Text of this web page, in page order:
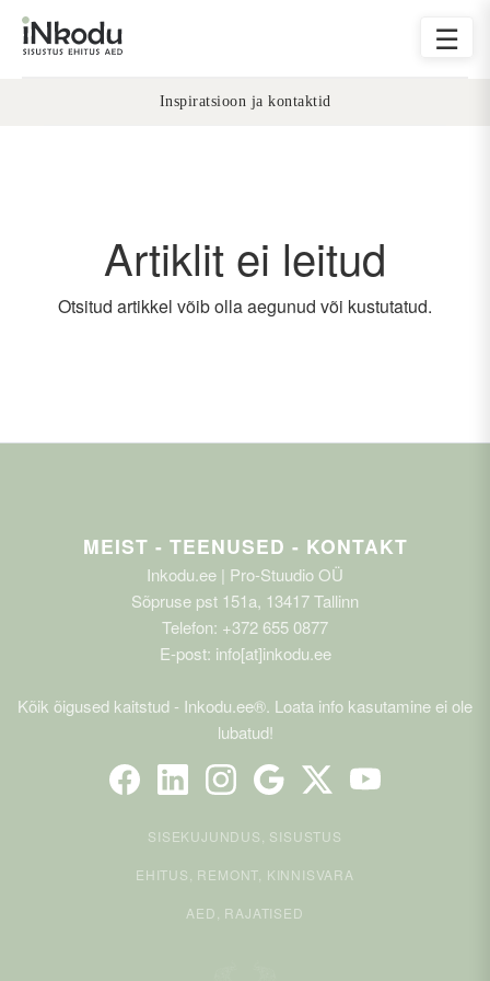
☰
Inspiratsioon ja kontaktid
Artiklit ei leitud
Otsitud artikkel võib olla aegunud või kustutatud.
MEIST - TEENUSED - KONTAKT
Inkodu.ee | Pro-Stuudio OÜ
Sõpruse pst 151a, 13417 Tallinn
Telefon: +372 655 0877
E-post: info[at]inkodu.ee
Kõik õigused kaitstud - Inkodu.ee®. Loata info kasutamine ei ole
lubatud!
SISEKUJUNDUS, SISUSTUS
EHITUS, REMONT, KINNISVARA
AED, RAJATISED